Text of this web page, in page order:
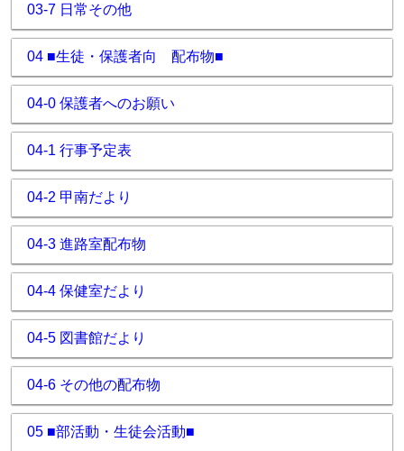
03-7 日常その他
04 ■生徒・保護者向 配布物■
04-0 保護者へのお願い
04-1 行事予定表
04-2 甲南だより
04-3 進路室配布物
04-4 保健室だより
04-5 図書館だより
04-6 その他の配布物
05 ■部活動・生徒会活動■